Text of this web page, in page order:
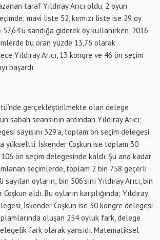
taraf Yıldıray Arıcı oldu. 2 oyun
mavi liste 52, kırmızı liste ise 29 oy
sandığa giderek oy kullanırken, 2016
bu oran yüzde 13,76 olarak
Yıldıray Arıcı, 13 kongre ve 46 ön seçim
başardı.
gerçekleştirilmekte olan delege
sabah seansının ardından Yıldıray Arıcı;
sayısını 329’a, toplam ön seçim delegesi
yükseltti. İskender Coşkun ise toplam 30
ön seçim delegesinde kaldı. Şu ana kadar
seçimlerde, toplam 2 bin 758 geçerli
oyların; bin 506’sını Yıldıray Arıcı, bin
aldı. Bu oyların karşılığında; Yıldıray
İskender Coşkun ise 30 kongre delegesi
oluşan 254 oyluk fark, delege
fark olarak yansıdı. Matematiksel